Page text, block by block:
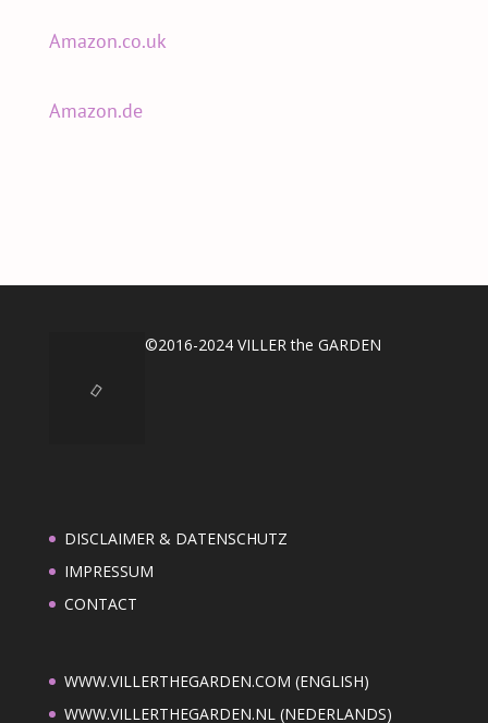
Amazon.co.uk
Amazon.de
©2016-2024 VILLER the GARDEN
DISCLAIMER & DATENSCHUTZ
IMPRESSUM
CONTACT
WWW.VILLERTHEGARDEN.COM (ENGLISH)
WWW.VILLERTHEGARDEN.NL (NEDERLANDS)